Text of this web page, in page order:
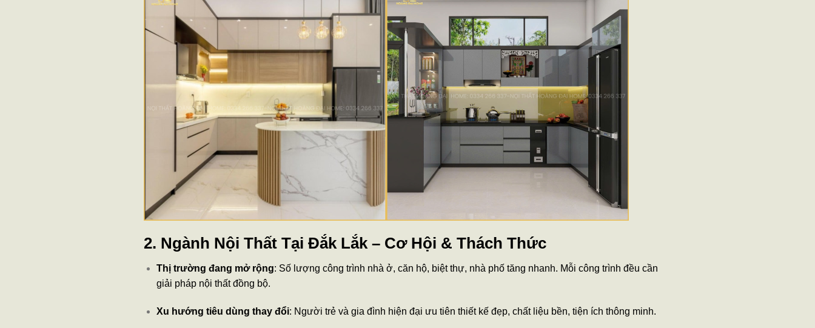
2. Ngành Nội Thất Tại Đắk Lắk – Cơ Hội & Thách Thức
Thị trường đang mở rộng: Số lượng công trình nhà ở, căn hộ, biệt thự, nhà phố tăng nhanh. Mỗi công trình đều cần
giải pháp nội thất đồng bộ.
Xu hướng tiêu dùng thay đổi: Người trẻ và gia đình hiện đại ưu tiên thiết kế đẹp, chất liệu bền, tiện ích thông minh.